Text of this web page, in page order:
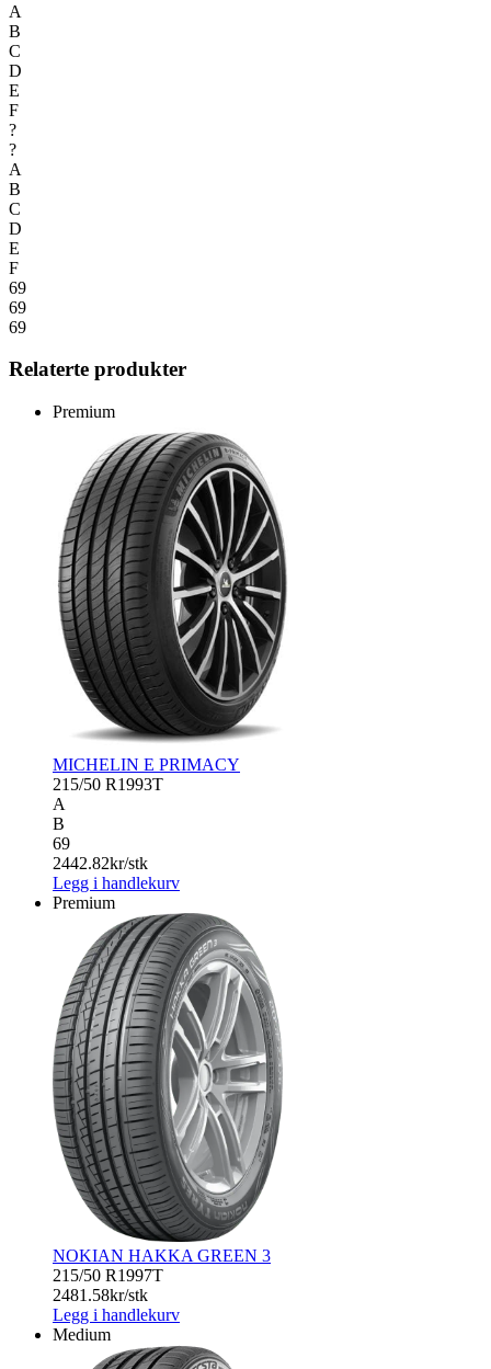
A
B
C
D
E
F
?
?
A
B
C
D
E
F
69
69
69
Relaterte produkter
Premium
MICHELIN E PRIMACY
215/50 R1993T
A
B
69
2442.82kr/stk
Legg i handlekurv
Premium
NOKIAN HAKKA GREEN 3
215/50 R1997T
2481.58kr/stk
Legg i handlekurv
Medium